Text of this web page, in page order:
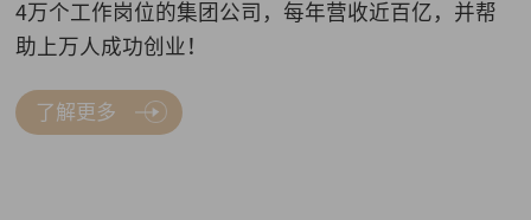
4万个工作岗位的集团公司，每年营收近百亿，并帮
助上万人成功创业！
了解更多